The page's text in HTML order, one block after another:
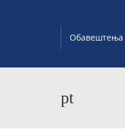
Обавештења
pt